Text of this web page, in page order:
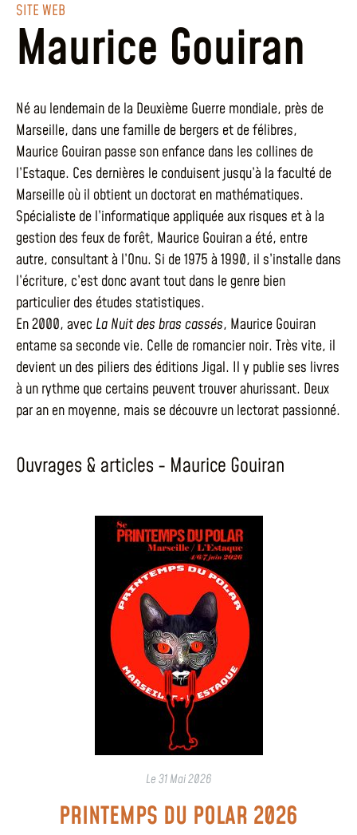
SITE WEB
Maurice Gouiran
Né au lendemain de la Deuxième Guerre mondiale, près de
Marseille, dans une famille de bergers et de félibres,
Maurice Gouiran passe son enfance dans les collines de
l’Estaque. Ces dernières le conduisent jusqu’à la faculté de
Marseille où il obtient un doctorat en mathématiques.
Spécialiste de l’informatique appliquée aux risques et à la
gestion des feux de forêt, Maurice Gouiran a été, entre
autre, consultant à l’Onu. Si de 1975 à 1990, il s’installe dans
l’écriture, c’est donc avant tout dans le genre bien
particulier des études statistiques.
En 2000, avec La Nuit des bras cassés, Maurice Gouiran
entame sa seconde vie. Celle de romancier noir. Très vite, il
devient un des piliers des éditions Jigal. Il y publie ses livres
à un rythme que certains peuvent trouver ahurissant. Deux
par an en moyenne, mais se découvre un lectorat passionné.
Ouvrages & articles - Maurice Gouiran
Le31 Mai 2026
PRINTEMPS DU POLAR 2026